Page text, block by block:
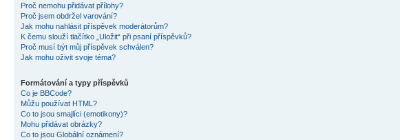
Proč nemohu přidávat přílohy?
Proč jsem obdržel varování?
Jak mohu nahlásit příspěvek moderátorům?
K čemu slouží tlačítko „Uložit“ při psaní příspěvků?
Proč musí být můj příspěvek schválen?
Jak mohu oživit svoje téma?
Formátování a typy příspěvků
Co je BBCode?
Můžu používat HTML?
Co to jsou smajlíci (emotikony)?
Mohu přidávat obrázky?
Co to jsou Globální oznámení?